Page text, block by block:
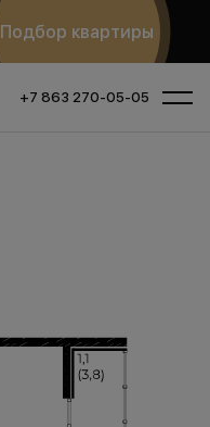
Подбор квартиры
+7 863 270-05-05